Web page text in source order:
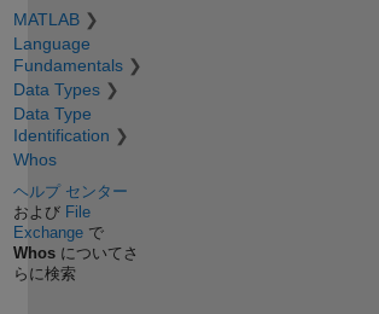
MATLAB
Language
Fundamentals
Data Types
Data Type
Identification
Whos
ヘルプ センター
および File
Exchangeで
Whosについてさ
らに検索